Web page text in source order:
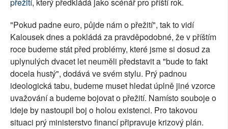
přežití, který předkládá jako scénář pro příští rok.
"Pokud padne euro, půjde nám o přežití", tak to vidí
Kalousek dnes a pokládá za pravděpodobné, že v příštím
roce budeme stát před problémy, které jsme si dosud za
uplynulých dvacet let neuměli představit a "bude to fakt
docela hustý", dodává ve svém stylu. Prý padnou
ideologická tabu, budeme muset hledat úplně jiné vzorce
uvažování a budeme bojovat o přežití. Namísto souboje o
ideje by nastoupil boj o holou existenci. Pro takovou
situaci prý ministerstvo financí připravuje krizový plán.